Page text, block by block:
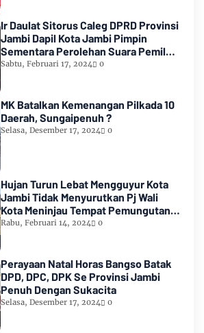
Ir Daulat Sitorus Caleg DPRD Provinsi
Jambi Dapil Kota Jambi Pimpin
Sementara Perolehan Suara Pemilu
2024
Sabtu, Februari 17, 2024 0
MK Batalkan Kemenangan Pilkada 10
Daerah, Sungaipenuh ?
Selasa, Desember 17, 2024 0
Hujan Turun Lebat Mengguyur Kota
Jambi Tidak Menyurutkan Pj Wali
Kota Meninjau Tempat Pemungutan
Suara Pemilu 2024
Rabu, Februari 14, 2024 0
Perayaan Natal Horas Bangso Batak
DPD, DPC, DPK Se Provinsi Jambi
Penuh Dengan Sukacita
Selasa, Desember 17, 2024 0